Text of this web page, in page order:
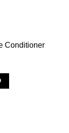
Conditioner